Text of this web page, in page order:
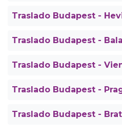
Traslado Budapest -
Traslado Budapest -
Traslado Budapest -
Traslado Budapest -
Traslado Budapest -